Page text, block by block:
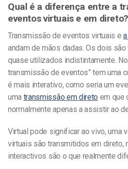
Qual é a diferença entre a
eventos virtuais e em direto?
Transmissão de eventos virtuais e
andam de mãos dadas. Os dois
quase utilizados indistintamente. No
transmissão de eventos” tem uma
é mais interativo, como seria um
uma transmissão em direto em que
normalmente apenas a assistir ao
Virtual pode significar ao vivo, uma
virtuais são transmitidos em direto,
interactivos são o que realmente